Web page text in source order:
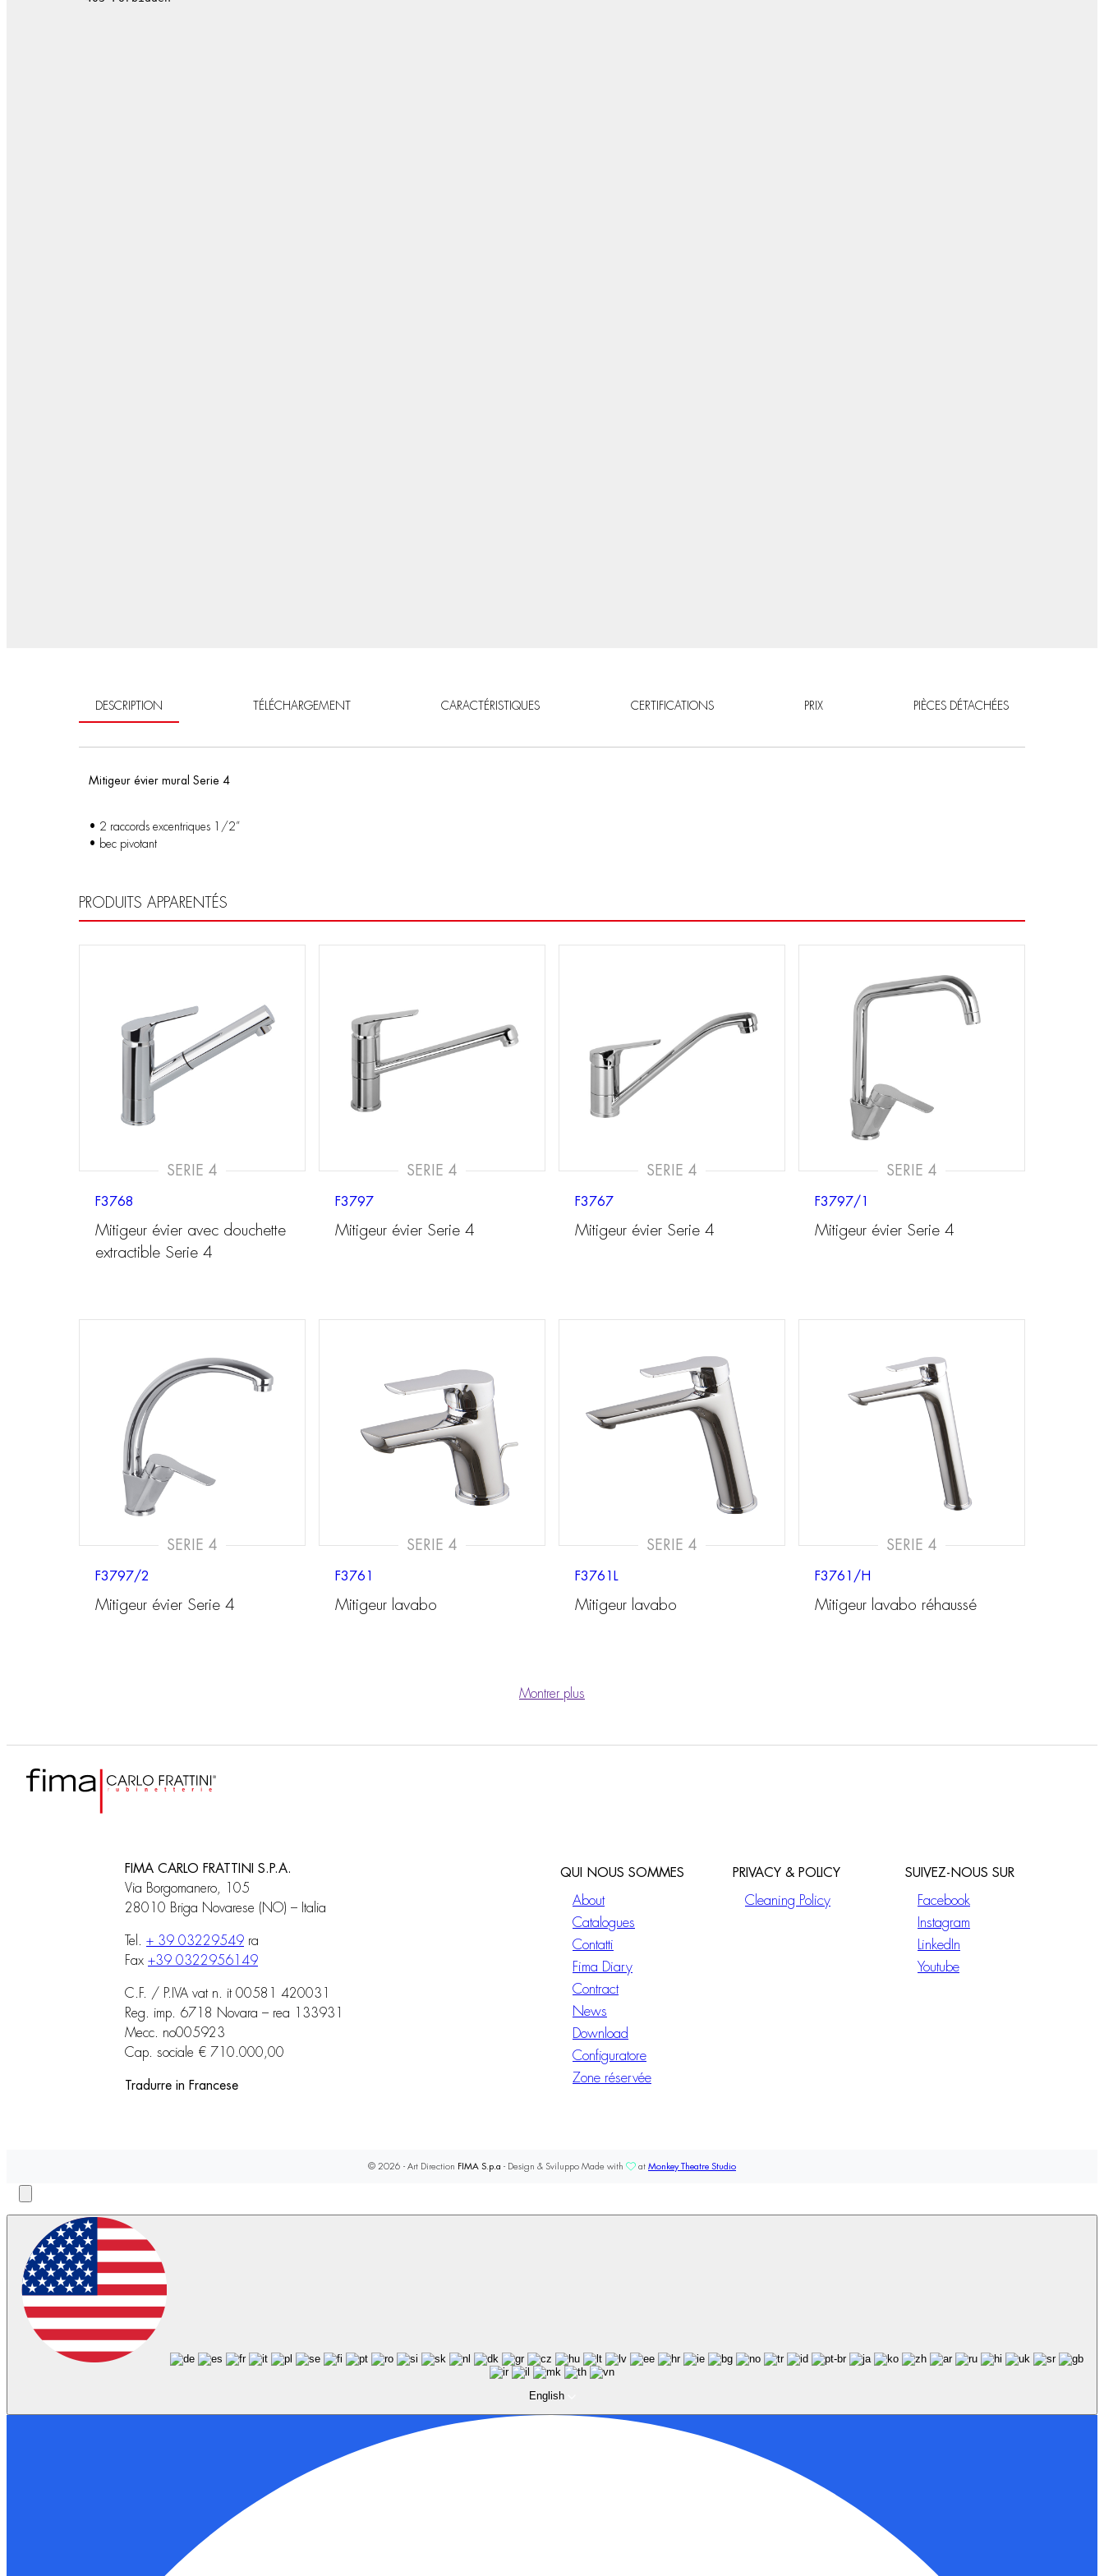
DESCRIPTION TÉLÉCHARGEMENT CARACTÉRISTIQUES CERTIFICATIONS PRIX PIÈCES DÉTACHÉES
Mitigeur évier mural Serie 4
• 2 raccords excentriques 1/2”
• bec pivotant
PRODUITS APPARENTÉS
SERIE 4
F3768
Mitigeur évier avec douchette
extractible Serie 4
SERIE 4
F3797
Mitigeur évier Serie 4
SERIE 4
F3767
Mitigeur évier Serie 4
SERIE 4
F3797/1
Mitigeur évier Serie 4
SERIE 4
F3797/2
Mitigeur évier Serie 4
SERIE 4
F3761
Mitigeur lavabo
SERIE 4
F3761L
Mitigeur lavabo
SERIE 4
F3761/H
Mitigeur lavabo réhaussé
Montrer plus
FIMA CARLO FRATTINI S.P.A.
Via Borgomanero, 105
28010 Briga Novarese (NO) – Italia
Tel. + 39 03229549 ra
Fax +39 0322956149
C.F. / P.IVA vat n. it 00581 420031
Reg. imp. 6718 Novara – rea 133931
Mecc. no005923
Cap. sociale € 710.000,00
Tradurre in Francese
QUI NOUS SOMMES
About
Catalogues
Contatti
Fima Diary
Contract
News
Download
Configuratore
Zone réservée
PRIVACY & POLICY
Cleaning Policy
SUIVEZ-NOUS SUR
Facebook
Instagram
LinkedIn
Youtube
© 2026 - Art Direction FIMA S.p.a - Design & Sviluppo Made with at Monkey Theatre Studio
English